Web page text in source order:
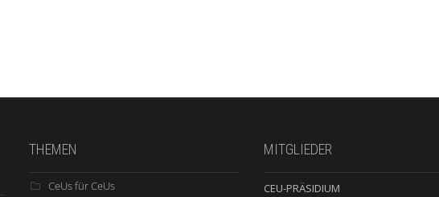
THEMEN
CeUs für CeUs
MITGLIEDER
CEU-PRÄSIDIUM